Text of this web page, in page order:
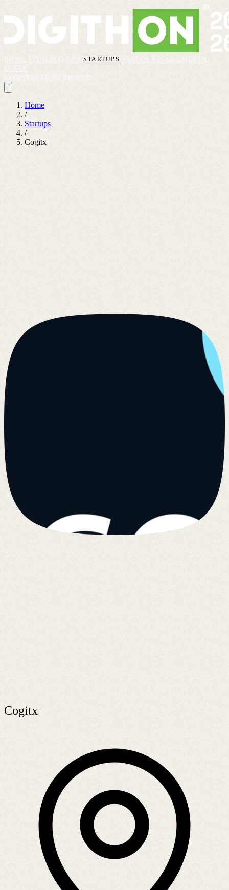
FAQSTARTUPS VIDEOS
REGOLAMENTO
Home
/
Startups
/
Cogitx
Cogitx